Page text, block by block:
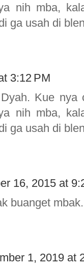
nih mba,
ga usah di
3:12 PM
Kue nya
nih mba,
ga usah di
16, 2015 at
buanget
1, 2019 at